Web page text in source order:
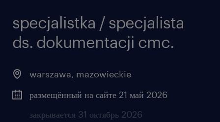
specjalistka / specjalista
ds. dokumentacji cmc.
warszawa, mazowieckie
размещённый на сайте 21 май 2026
закрывается 31 октябрь 2026